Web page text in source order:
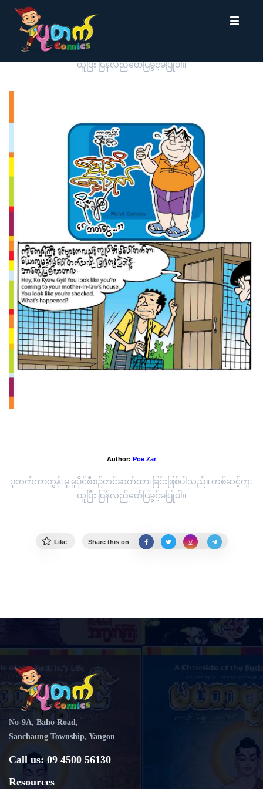
Toggle
ပုတက်ကာတွန်းမှ မူပိုင်စီစဉ်တင်ဆက်ထားခြင်းဖြစ်ပါသည်။ တစ်ဆင့်ကူး
ယူပြီး ပြန်လည်ဖော်ပြခွင့်မပြုပါ။
Author: Poe Zar
ပုတက်ကာတွန်းမှ မူပိုင်စီစဉ်တင်ဆက်ထားခြင်းဖြစ်ပါသည်။ တစ်ဆင့်ကူး
ယူပြီး ပြန်လည်ဖော်ပြခွင့်မပြုပါ။
Like Share this on
No-9A, Baho Road,
Sanchaung Township, Yangon
Call us: 09 4500 56130
Resources